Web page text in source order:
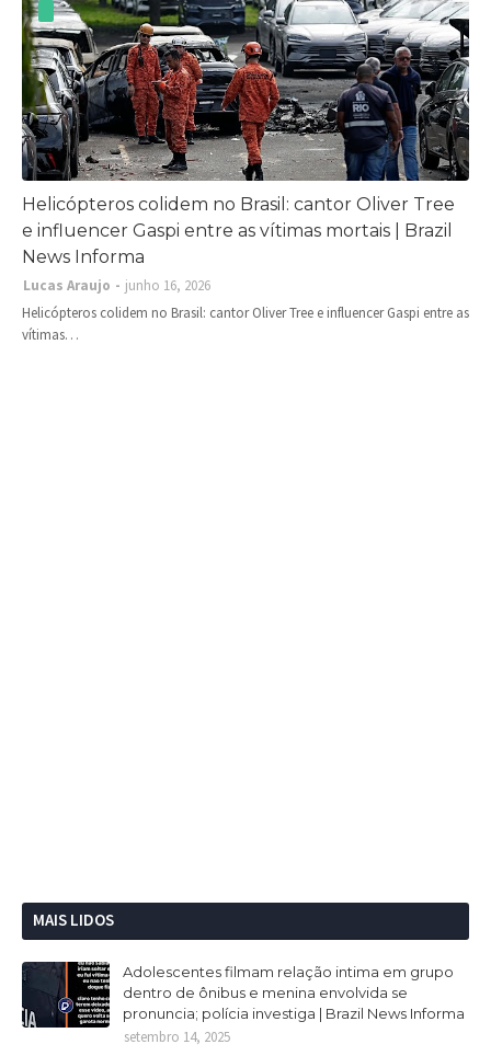
Helicópteros colidem no Brasil: cantor Oliver Tree
e influencer Gaspi entre as vítimas mortais | Brazil
News Informa
Lucas Araujo
junho 16, 2026
Helicópteros colidem no Brasil: cantor Oliver Tree e influencer Gaspi entre as
vítimas…
MAIS LIDOS
Adolescentes filmam relação intima em grupo
dentro de ônibus e menina envolvida se
pronuncia; polícia investiga | Brazil News Informa
setembro 14, 2025